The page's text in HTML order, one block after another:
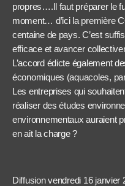
propres….Il faut préparer le
moment… d’ici la première
centaine de pays. C’est
efficace et avancer
L’accord édicte également
économiques (aquacoles,
Les entreprises qui
réaliser des études
environnementaux auraient
en ait la charge ?
Diffusion vendredi 16 janvier